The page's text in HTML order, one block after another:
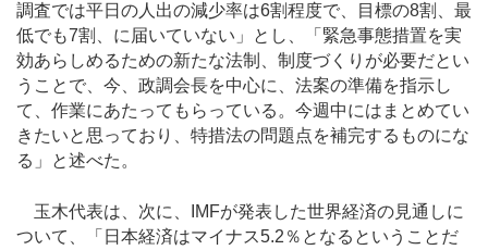
調査では平日の人出の減少率は6割程度で、目標の8割、最
低でも7割、に届いていない」とし、「緊急事態措置を実
効あらしめるための新たな法制、制度づくりが必要だとい
うことで、今、政調会長を中心に、法案の準備を指示し
て、作業にあたってもらっている。今週中にはまとめてい
きたいと思っており、特措法の問題点を補完するものにな
る」と述べた。
玉木代表は、次に、IMFが発表した世界経済の見通しに
ついて、「日本経済はマイナス5.2％となるということだ